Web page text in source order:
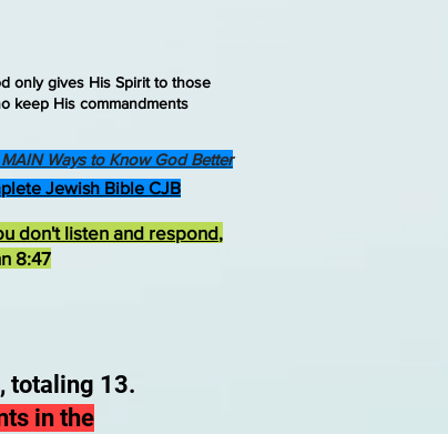
only gives His Spirit to those
keep His commandments
Jewish Bible CJB
MAIN Ways to Know God Better
don't listen and respond,
8:47
totaling 13.
in the